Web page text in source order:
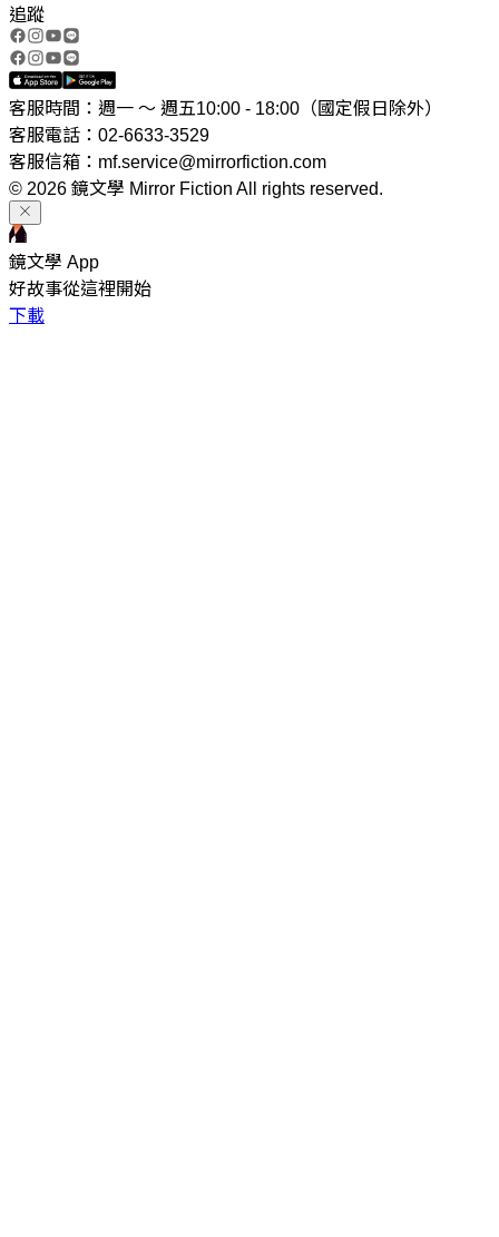
追蹤
客服時間：週一 ～ 週五10:00 - 18:00（國定假日除外）
客服電話：02-6633-3529
客服信箱：mf.service@mirrorfiction.com
© 2026 鏡文學 Mirror Fiction All rights reserved.
鏡文學 App
好故事從這裡開始
下載